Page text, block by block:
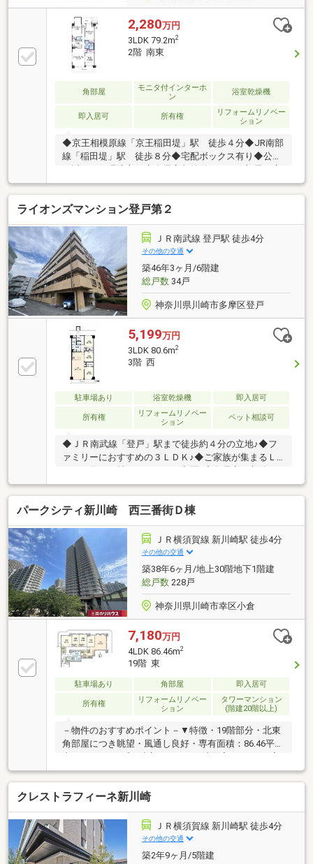
2,280万円
3LDK 79.2m2
2階 南東
角部屋
モニタ付インターホ
ン
浴室乾燥機
即入居可 所有権
リフォームリノベー
ション
◆京王相模原線「京王稲田堤」駅 徒歩４分◆JR南部
線「稲田堤」駅 徒歩８分◆宅配ボックス有り◆公園
の近く・住環境良好◆全居室収納付きで、お部屋を広
くお使いいただけます♪□■□周辺環境□■□・菅天宿公
園…徒歩１分（３７ｍ）・ユーコープ菅店…徒歩３分
（１８０ｍ）・ローソン川崎菅店…徒歩３分（２３０
ｍ）・京王ストア稲田堤店…徒歩６分（４５０ｍ）・
クスリのナカヤマ京王稲田堤駅前店…徒歩５分（３５
０ｍ）
ライオンズマンション登戸第２
ＪＲ南武線 登戸駅 徒歩4分
その他の交通
築46年3ヶ月/6階建
総戸数34戸
神奈川県川崎市多摩区登戸
5,199万円
3LDK 80.6m2
3階 西
駐車場あり 浴室乾燥機 即入居可
所有権
リフォームリノベー
ション
ペット相談可
◆ＪＲ南武線「登戸」駅まで徒歩約４分の立地♪◆フ
ァミリーにおすすめの３ＬＤＫ♪◆ご家族が集まるＬ
ＤＫは約１８帖とゆとりある空間♪◆各居室に収納が
ありスペースを有効活用できます♪◆季節物などの収
納に便利なトランクルームもございます♪【株式会社
リビングライフ】創業35年の信頼で未公開情報多数の
リビングライフがご紹介します。宅建士×FP×住宅ロー
ンアドバイザーの資格を併せ持つ『ライフ・エキスパ
ート・プランナー』がお客様の老後も見据えたライフ
プランを無料作成。お気軽にご相談下さい！☆物件の
お問合せは〈0120-502-278〉☆
パークシティ新川崎 西三番街Ｄ棟
ＪＲ横須賀線 新川崎駅 徒歩4分
その他の交通
築38年6ヶ月/地上30階地下1階建
総戸数228戸
神奈川県川崎市幸区小倉
7,180万円
4LDK 86.46m2
19階 東
駐車場あり 角部屋 即入居可
所有権
リフォームリノベー
ション
タワーマンション
(階建20階以上)
－物件のおすすめポイント－▼特徴・19階部分・北東
角部屋につき眺望・風通し良好・専有面積：86.46平
米、4LDKタイプ・独立キッチン、洗面室は2WAY、家
事動線良好・WIC等、随所に収納有▼リフォーム内容
（2026年9月下旬完成予定）【水回り】キッチン(食器
洗浄乾燥機付)、浴室、トイレ、洗面所、給湯器、浴室
乾燥機、防水パン【内装】カーペット、フロアタイ
ル、全面クロス、建具▼周辺環境・マルエツ新川崎店
徒歩4分(約290m)・川崎市立東小倉小学校 徒歩4分(約
270m)■ ご希望の住まい探しをお手伝いします物件の
クレストラフィーネ新川崎
ＪＲ横須賀線 新川崎駅 徒歩4分
その他の交通
築2年9ヶ月/5階建